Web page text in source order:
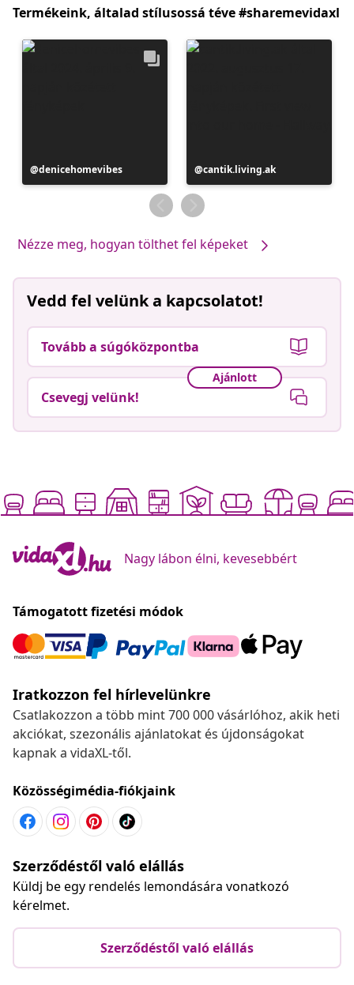
Termékeink, általad stílusossá téve #sharemevidaxl
Bejegyzés
közzétevője
denicehomevibes
Bejegyzés
közzétevője
cantik.living.ak
Nézze meg, hogyan tölthet fel képeket
Vedd fel velünk a kapcsolatot!
Tovább a súgóközpontba
Ajánlott
Csevegj velünk!
Nagy lábon élni, kevesebbért
Támogatott fizetési módok
Iratkozzon fel hírlevelünkre
Csatlakozzon a több mint 700 000 vásárlóhoz, akik heti
akciókat, szezonális ajánlatokat és újdonságokat
kapnak a vidaXL-től.
Közösségimédia-fiókjaink
Szerződéstől való elállás
Küldj be egy rendelés lemondására vonatkozó
kérelmet.
Szerződéstől való elállás